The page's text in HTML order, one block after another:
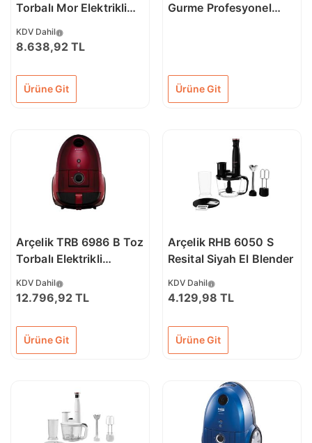
Torbalı Mor Elektrikli
KDV Dahil
8.638,92 TL
Ürüne Git
Gurme Profesyonel
Ürüne Git
Arçelik TRB 6986 B Toz
Torbalı Elektrikli
KDV Dahil
12.796,92 TL
Ürüne Git
Arçelik RHB 6050 S
Resital Siyah El Blender
KDV Dahil
4.129,98 TL
Ürüne Git